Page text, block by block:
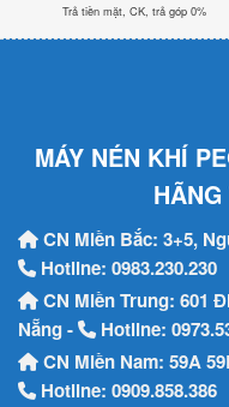
Trả tiền mặt, CK, trả góp 0%
MÁY NÉN KHÍ
CN Miền Bắc: 3+5,
Hotline: 0983.230.230
CN Miền Trung: 601
Nẵng -
Hotline:
CN Miền Nam: 59A
Hotline: 0909.858.386